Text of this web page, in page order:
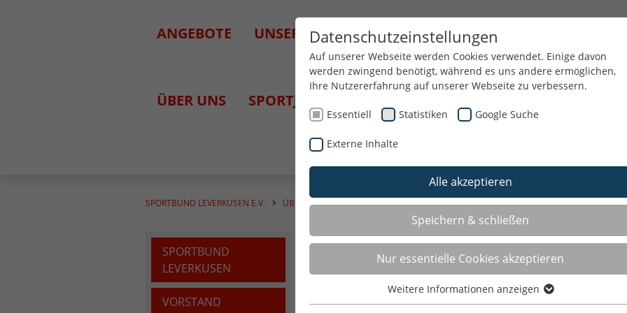
ANGEBOTE UNSERE THEMEN QUALIFIZIERUNG
ÜBER UNS SPORTJUGEND
SPORTBUND LEVERKUSEN E.V. ÜBER UNS KONTAKT
SPORTBUND
LEVERKUSEN
VORSTAND
Kontakt
Geschäftsstelle:
Datenschutzeinstellungen
Auf unserer Webseite werden Cookies verwendet. Einige davon
werden zwingend benötigt, während es uns andere ermöglichen,
Ihre Nutzererfahrung auf unserer Webseite zu verbessern.
Essentiell Statistiken Google Suche
Externe Inhalte
Alle akzeptieren
Speichern & schließen
Nur essentielle Cookies akzeptieren
Weitere Informationen anzeigen